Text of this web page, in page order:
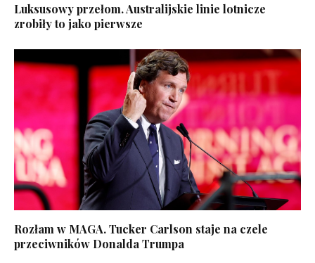
Luksusowy przełom. Australijskie linie lotnicze
zrobiły to jako pierwsze
Rozłam w MAGA. Tucker Carlson staje na czele
przeciwników Donalda Trumpa